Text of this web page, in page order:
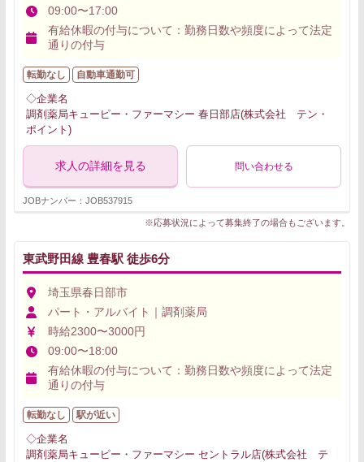
09:00〜17:00
有給休暇の付与について：勤務日数や頻度によって法定
通りの付与
転勤なし 自動車通勤可
◇企業名
調剤薬局キューピー・ファーマシー 春日部店(株式会社 テン・
ポイント)
求人の詳細を見る 問い合わせる
JOBナンバー：JOB537915
※応募状況によって募集終了の場合もございます。
東武野田線 豊春駅 徒歩6分
埼玉県春日部市
パート・アルバイト｜調剤薬局
時給2300〜3000円
09:00〜18:00
有給休暇の付与について：勤務日数や頻度によって法定
通りの付与
転勤なし 駅が近い
◇企業名
調剤薬局キューピー・ファーマシー セントラル店(株式会社 テ